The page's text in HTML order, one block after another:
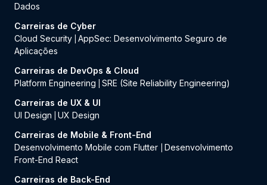
Dados
Carreiras de Cyber
Cloud Security AppSec: Desenvolvimento Seguro de
Aplicações
Carreiras de DevOps & Cloud
Platform Engineering
SRE (Site Reliability Engineering)
Carreiras de UX & UI
UI Design
UX Design
Carreiras de Mobile & Front-End
Desenvolvimento Mobile com Flutter
Desenvolvimento
Front-End React
Carreiras de Back-End